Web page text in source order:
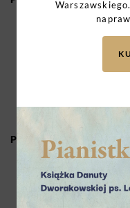
PARTNERZY